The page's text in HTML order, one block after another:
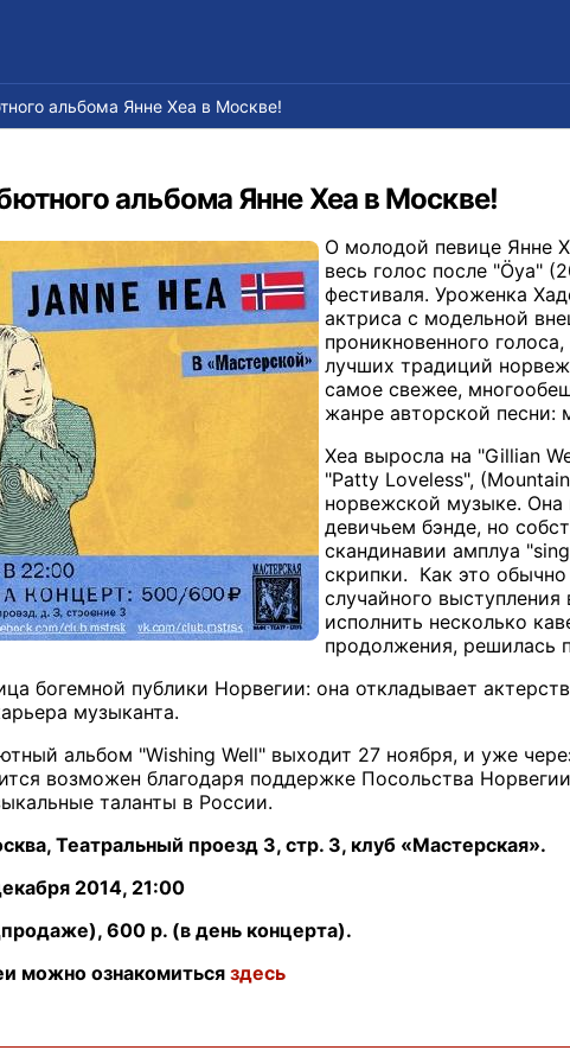
альбома Янне Хеа в Москве!
альбома Янне Хеа в Москве!
О молодой певице Янне
весь голос после "Öya"
фестиваля. Уроженка
актриса с модельной
проникновенного
лучших традиций
самое свежее,
жанре авторской песни:
Хеа выросла на "Gillian
"Patty Loveless",
норвежской музыке. Она
девичьем бэнде, но
скандинавии амплуа
скрипки. Как это
случайного
исполнить несколько
продолжения, решилась
богемной публики Норвегии: она откладывает
музыканта.
альбом "Wishing Well" выходит 27 ноября, и уже
возможен благодаря поддержке Посольства
таланты в России.
Театральный проезд 3, стр. 3, клуб «Мастерская».
2014, 21:00
600 р. (в день концерта).
можно ознакомиться здесь